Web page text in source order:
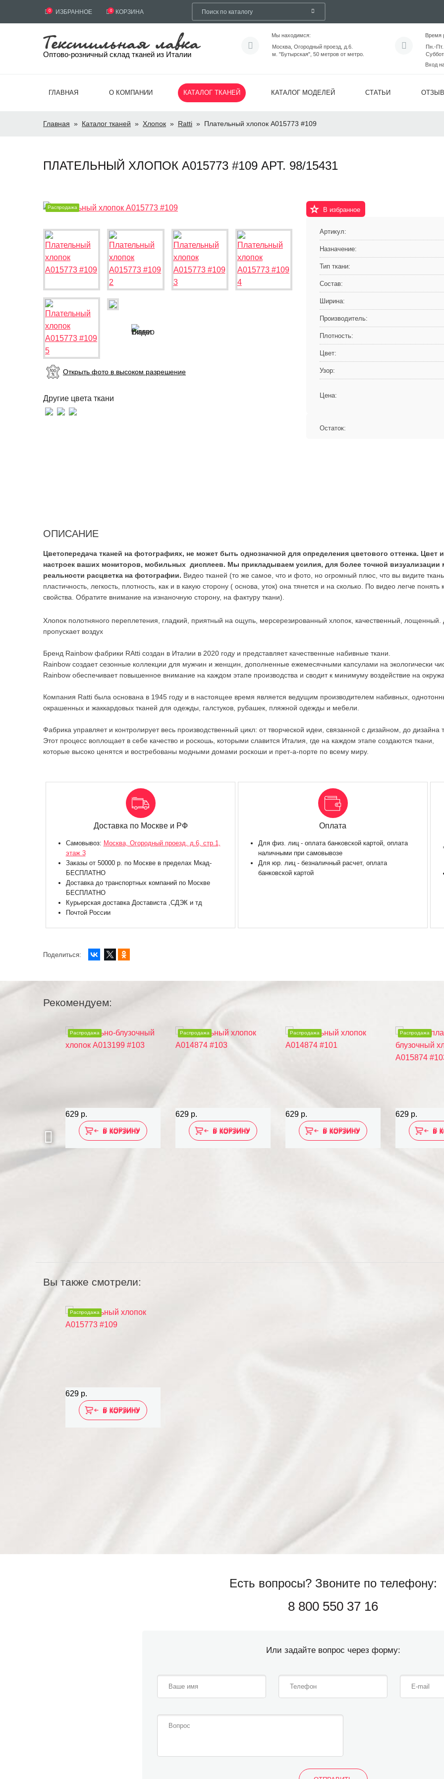
0 ИЗБРАННОЕ 0 КОРЗИНА
Оптово-розничный склад тканей из Италии
Мы находимся:
Москва, Огородный проезд, д.6.
м. "Бутырская", 50 метров от метро.
Время
Пн.-
Вход
ГЛАВНАЯ О КОМПАНИИ КАТАЛОГ ТКАНЕЙ КАТАЛОГ МОДЕЛЕЙ СТАТЬИ
Главная » Каталог тканей » Хлопок » Ratti » Плательный хлопок А015773 #109
ПЛАТЕЛЬНЫЙ ХЛОПОК А015773 #109 АРТ. 98/15431
Распродажа
Открыть фото в высоком разрешение
Другие цвета ткани
В избранное
Артикул:
Назначение:
Тип ткани:
Состав:
Ширина:
Производитель:
Плотность:
Цвет:
Узор:
Цена:
Остаток:
ОПИСАНИЕ
Цветопередача тканей на фотографиях, не может быть однозначной для определения цветового оттенка. Цвет
настроек ваших мониторов, мобильных дисплеев. Мы прикладываем усилия, для более точной визуализации
реальности расцветка на фотографии. Видео тканей (то же самое, что и фото, но огромный плюс, что вы видите
пластичность, легкость, плотность, как и в какую сторону ( основа, уток) она тянется и на сколько. По видео легче
свойства. Обратите внимание на изнаночную сторону, на фактуру ткани).
Хлопок полотняного переплетения, гладкий, приятный на ощупь, мерсерезированный хлопок, качественный,
пропускает воздух
Бренд Rainbow фабрики RAtti создан в Италии в 2020 году и представляет качественные набивные ткани.
Rainbow создает сезонные коллекции для мужчин и женщин, дополненные ежемесячными капсулами на экологически
Rainbow обеспечивает повышенное внимание на каждом этапе производства и сводит к минимуму воздействие на
Компания Ratti была основана в 1945 году и в настоящее время является ведущим производителем набивных,
окрашенных и жаккардовых тканей для одежды, галстуков, рубашек, пляжной одежды и мебели.
Фабрика управляет и контролирует весь производственный цикл: от творческой идеи, связанной с дизайном, до дизайна
Этот процесс воплощает в себе качество и роскошь, которыми славится Италия, где на каждом этапе создаются ткани,
которые высоко ценятся и востребованы модными домами роскоши и прет-а-порте по всему миру.
Доставка по Москве и РФ
Самовывоз: Москва, Огородный проезд, д.6, стр.1,
этаж 3
Заказы от 50000 р. по Москве в пределах Мкад-
БЕСПЛАТНО
Доставка до транспортных компаний по Москве
БЕСПЛАТНО
Курьерская доставка Достависта ,СДЭК и тд
Почтой России
Оплата
Для физ. лиц - оплата банковской картой, оплата
наличными при самовывозе
Для юр. лиц - безналичный расчет, оплата
банковской картой
Поделиться:
Рекомендуем:
629 р.
Распродажа
В КОРЗИНУ
629 р.
Распродажа
В КОРЗИНУ
629 р.
Распродажа
В КОРЗИНУ
629 р.
Распродажа
В
Вы также смотрели:
629 р.
Распродажа
В КОРЗИНУ
Есть вопросы?Звоните по телефону:
8 800 550 37 16
Или задайте вопрос через форму: